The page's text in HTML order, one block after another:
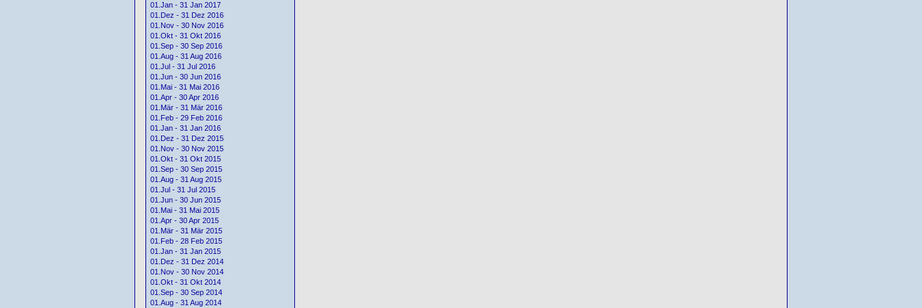
01.Jan - 31 Jan 2017
01.Dez - 31 Dez 2016
01.Nov - 30 Nov 2016
01.Okt - 31 Okt 2016
01.Sep - 30 Sep 2016
01.Aug - 31 Aug 2016
01.Jul - 31 Jul 2016
01.Jun - 30 Jun 2016
01.Mai - 31 Mai 2016
01.Apr - 30 Apr 2016
01.Mär - 31 Mär 2016
01.Feb - 29 Feb 2016
01.Jan - 31 Jan 2016
01.Dez - 31 Dez 2015
01.Nov - 30 Nov 2015
01.Okt - 31 Okt 2015
01.Sep - 30 Sep 2015
01.Aug - 31 Aug 2015
01.Jul - 31 Jul 2015
01.Jun - 30 Jun 2015
01.Mai - 31 Mai 2015
01.Apr - 30 Apr 2015
01.Mär - 31 Mär 2015
01.Feb - 28 Feb 2015
01.Jan - 31 Jan 2015
01.Dez - 31 Dez 2014
01.Nov - 30 Nov 2014
01.Okt - 31 Okt 2014
01.Sep - 30 Sep 2014
01.Aug - 31 Aug 2014